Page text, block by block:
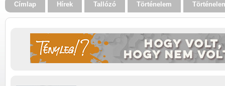
Címlap Hírek Tallózó Történelem